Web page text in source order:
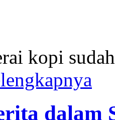
kopi
dalam